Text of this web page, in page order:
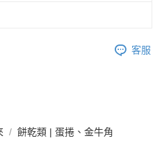
support/home
之「AFTEE先享後付」服務完成之交
理人或監護人之同意方可使用
者引起之損失，本公司不負相關責
客服
餅乾類 | 蛋捲、金牛角